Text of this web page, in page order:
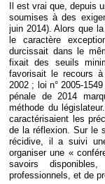
Il est vrai que, depuis
soumises à des
juin 2014). Alors que
le caractère
durcissait dans le
fixait des seuils
favorisait le recours à
2002 ; loi n° 2005-
pénale de 2014
méthode du
caractérisaient les
de la réflexion. Sur le
récidive, il a suivi
organiser une «
savoirs
professionnels, et de